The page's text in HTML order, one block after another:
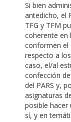
Si bien
antedicho, el
TFG y TFM
coherente en
conformen el
respecto a
caso, el/al
confección
del PARS y,
asignaturas
posible hacer
sí, y en